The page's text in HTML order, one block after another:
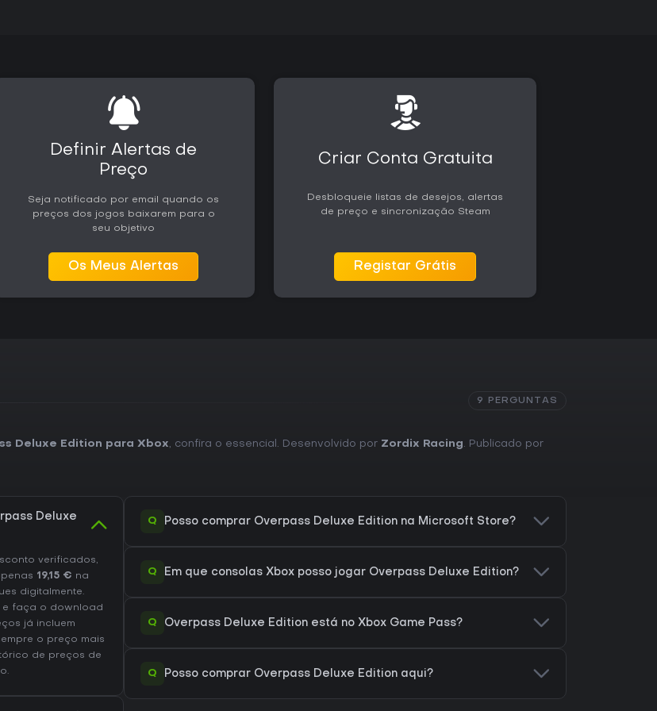
Definir Alertas de
Preço
Seja notificado por email quando os
preços dos jogos baixarem para o
seu objetivo
Os Meus Alertas
Criar Conta Gratuita
Desbloqueie listas de desejos, alertas
de preço e sincronização Steam
Registar Grátis
9 PERGUNTAS
Deluxe Edition para Xbox, confira o essencial. Desenvolvido por Zordix Racing. Publicado por
Deluxe
verificados,
19,15 € na
digitalmente.
e faça o download
já incluem
o preço mais
de preços de
Q Posso comprar Overpass Deluxe Edition na Microsoft Store?
Q Em que consolas Xbox posso jogar Overpass Deluxe Edition?
Q Overpass Deluxe Edition está no Xbox Game Pass?
Q Posso comprar Overpass Deluxe Edition aqui?